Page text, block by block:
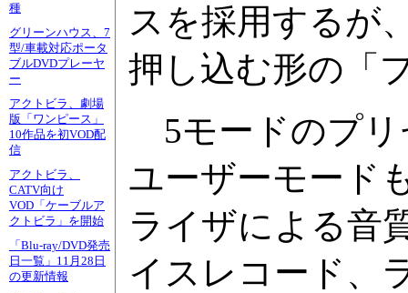
種
グリーンハウス、7
型/車載対応ポータ
ブルDVDプレーヤ
ー
アクトビラ、劇場
版「ワンピース」
10作品を初VOD配
信
アクトビラ、
CATV向け
VOD「ケーブルア
クトビラ」を開始
「Blu-ray/DVD発売
日一覧」11月28日
の更新情報
スを採用するが
押し込む形の「
5モードのプリ
ユーザーモード
ライザによる音
イスレコード、